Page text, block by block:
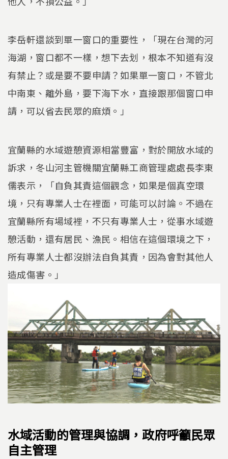
李岳軒還談到單一窗口的重要性，「現在台灣的河
海湖，窗口都不一樣，想下去划，根本不知道有沒
有禁止？或是要不要申請？如果單一窗口，不管北
中南東、離外島，要下海下水，直接跟那個窗口申
請，可以省去民眾的麻煩。」
宜蘭縣的水域遊憩資源相當豐富，對於開放水域的
訴求，冬山河主管機關宜蘭縣工商管理處處長李東
儒表示，「自負其責這個觀念，如果是個真空環
境，只有專業人士在裡面，可能可以討論。不過在
宜蘭縣所有場域裡，不只有專業人士，從事水域遊
憩活動，還有居民、漁民。相信在這個環境之下，
所有專業人士都沒辦法自負其責，因為會對其他人
造成傷害。」
水域活動的管理與協調，政府呼籲民眾
自主管理